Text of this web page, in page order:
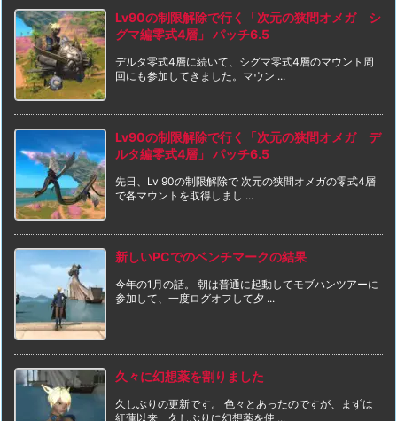
Lv90の制限解除で行く「次元の狭間オメガ シ
グマ編零式4層」 パッチ6.5
デルタ零式4層に続いて、シグマ零式4層のマウント周
回にも参加してきました。マウン ...
Lv90の制限解除で行く「次元の狭間オメガ デ
ルタ編零式4層」 パッチ6.5
先日、Lv 90の制限解除で 次元の狭間オメガの零式4層
で各マウントを取得しまし ...
新しいPCでのベンチマークの結果
今年の1月の話。 朝は普通に起動してモブハンツアーに
参加して、一度ログオフして夕 ...
久々に幻想薬を割りました
久しぶりの更新です。 色々とあったのですが、まずは
紅蓮以来、久しぶりに幻想薬を使 ...